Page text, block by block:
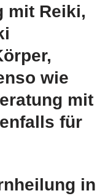
mit Reiki,
wie
mit
für
in